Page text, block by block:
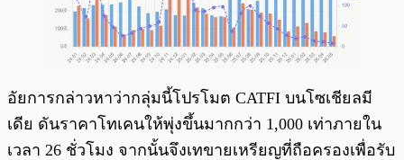
อัยการกล่าวหาว่ากลุ่มนี้โปรโมต CATFI บนโซเชียลมี
เดีย ดันราคาโทเคนให้พุ่งขึ้นมากกว่า 1,000 เท่าภายใน
เวลา 26 ชั่วโมง จากนั้นจึงเทขายเหรียญที่ถือครองเพื่อรับ